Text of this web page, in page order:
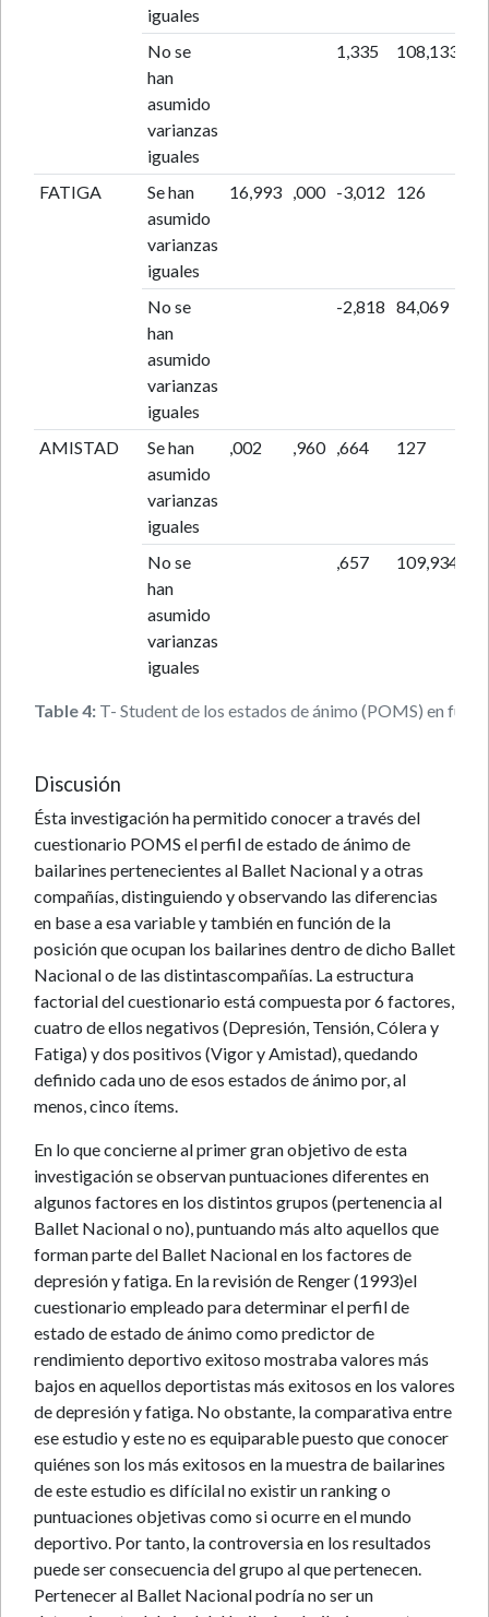
Table 4: T- Student de los estados de ánimo (POMS) en
iguales
No se
han
asumido
varianzas
iguales
1,335 108,133
FATIGA
Se han
asumido
varianzas
iguales
16,993 ,000 -3,012 126
No se
han
asumido
varianzas
iguales
-2,818 84,069
AMISTAD
Se han
asumido
varianzas
iguales
,002 ,960 ,664 127
No se
han
asumido
varianzas
iguales
,657 109,934
Discusión
Ésta investigación ha permitido conocer a través del
cuestionario POMS el perfil de estado de ánimo de
bailarines pertenecientes al Ballet Nacional y a otras
compañías, distinguiendo y observando las diferencias
en base a esa variable y también en función de la
posición que ocupan los bailarines dentro de dicho Ballet
Nacional o de las distintascompañías. La estructura
factorial del cuestionario está compuesta por 6 factores,
cuatro de ellos negativos (Depresión, Tensión, Cólera y
Fatiga) y dos positivos (Vigor y Amistad), quedando
definido cada uno de esos estados de ánimo por, al
menos, cinco ítems.
En lo que concierne al primer gran objetivo de esta
investigación se observan puntuaciones diferentes en
algunos factores en los distintos grupos (pertenencia al
Ballet Nacional o no), puntuando más alto aquellos que
forman parte del Ballet Nacional en los factores de
depresión y fatiga. En la revisión de Renger (1993)el
cuestionario empleado para determinar el perfil de
estado de estado de ánimo como predictor de
rendimiento deportivo exitoso mostraba valores más
bajos en aquellos deportistas más exitosos en los valores
de depresión y fatiga. No obstante, la comparativa entre
ese estudio y este no es equiparable puesto que conocer
quiénes son los más exitosos en la muestra de bailarines
de este estudio es difícilal no existir un ranking o
puntuaciones objetivas como si ocurre en el mundo
deportivo. Por tanto, la controversia en los resultados
puede ser consecuencia del grupo al que pertenecen.
Pertenecer al Ballet Nacional podría no ser un